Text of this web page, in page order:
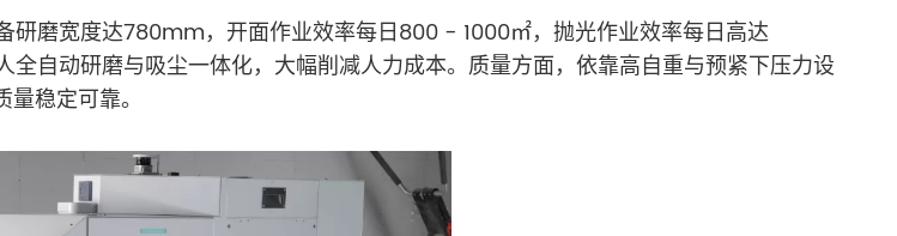
研磨宽度达780mm，开面作业效率每日800 - 1000㎡，抛光作业效率每日高达
自动研磨与吸尘一体化，大幅削减人力成本。质量方面，依靠高自重与预紧下压力设
稳定可靠。